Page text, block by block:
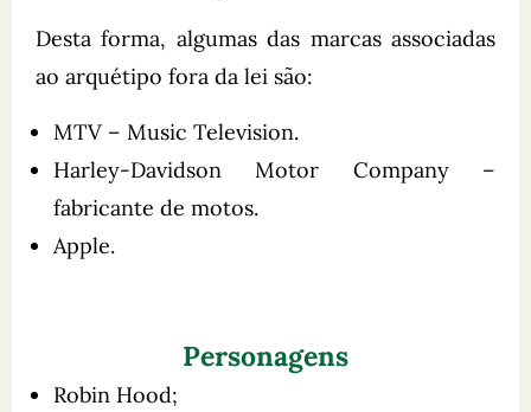
Desta forma, algumas das marcas associadas
ao arquétipo fora da lei são:
MTV – Music Television.
Harley-Davidson Motor Company –
fabricante de motos.
Apple.
Personagens
Robin Hood;